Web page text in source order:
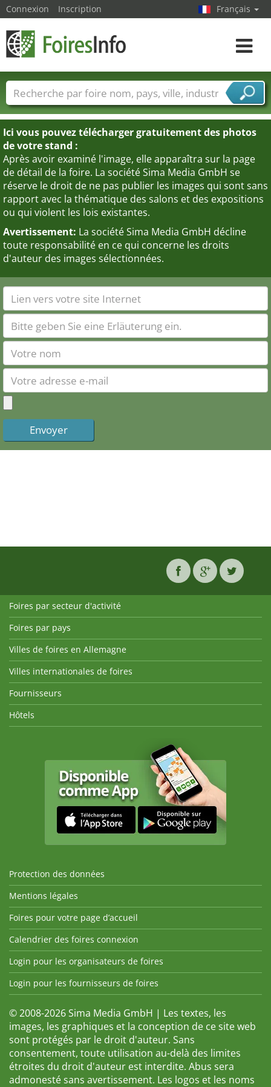
Ici vous pouvez télécharger gratuitement des photos
de votre stand :
Après avoir examiné l'image, elle apparaîtra sur la page
de détail de la foire. La société Sima Media GmbH se
réserve le droit de ne pas publier les images qui sont sans
rapport avec la thématique des salons et des expositions
ou qui violent les lois existantes.
Avertissement: La société Sima Media GmbH décline
toute responsabilité en ce qui concerne les droits
d'auteur des images sélectionnées.
Connexion Inscription Français
Toggle
Foire noms Pays Villes
Secteurs de foire
Secteurs du fournisseur de services
Foires par secteur d'activité
Foires par pays
Villes de foires en Allemagne
Villes internationales de foires
Fournisseurs
Hôtels
Protection des données
Mentions légales
Foires pour votre page d’accueil
Calendrier des foires connexion
Login pour les organisateurs de foires
Login pour les fournisseurs de foires
© 2008-2026 Sima Media GmbH | Les textes, les
images, les graphiques et la conception de ce site web
sont protégés par le droit d'auteur. Sans
consentement, toute utilisation au-delà des limites
étroites du droit d'auteur est interdite. Abus sera
admonesté sans avertissement. Les logos et les noms